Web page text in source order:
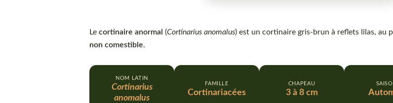
Le cortinaire anormal (Cortinarius anomalus) est un cortinaire gris-brun à reflets lilas, au
non comestible.
NOM LATIN
Cortinarius
anomalus
FAMILLE
Cortinariacées
CHAPEAU
3 à 8 cm